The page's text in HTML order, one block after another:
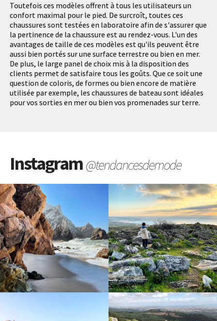
Toutefois ces modèles offrent à tous les utilisateurs un
confort maximal pour le pied. De surcroît, toutes ces
chaussures sont testées en laboratoire afin de s'assurer que
la pertinence de la chaussure est au rendez-vous. L'un des
avantages de taille de ces modèles est qu'ils peuvent être
aussi bien portés sur une surface terrestre ou bien en mer.
De plus, le large panel de choix mis à la disposition des
clients permet de satisfaire tous les goûts. Que ce soit une
question de coloris, de formes ou bien encore de matière
utilisée par exemple, les chaussures de bateau sont idéales
pour vos sorties en mer ou bien vos promenades sur terre.
Instagram@tendancesdemode